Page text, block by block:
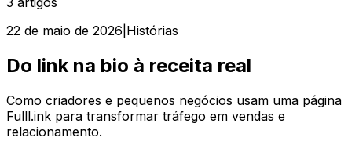
22 de maio de 2026 Histórias
Do link na bio à receita real
Como criadores e pequenos negócios usam uma página
Fulll.ink para transformar tráfego em vendas e
relacionamento.